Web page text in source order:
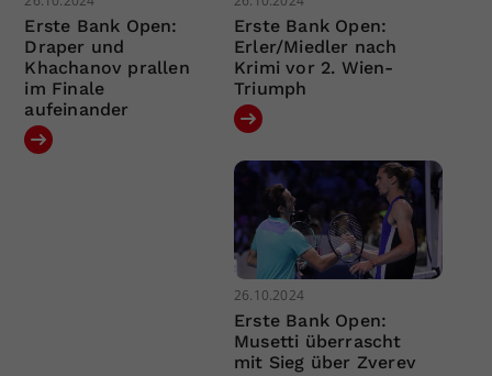
Erste Bank Open:
Draper und
Khachanov prallen
im Finale
aufeinander
Erste Bank Open:
Erler/Miedler nach
Krimi vor 2. Wien-
Triumph
26.10.2024
Erste Bank Open:
Musetti überrascht
mit Sieg über Zverev